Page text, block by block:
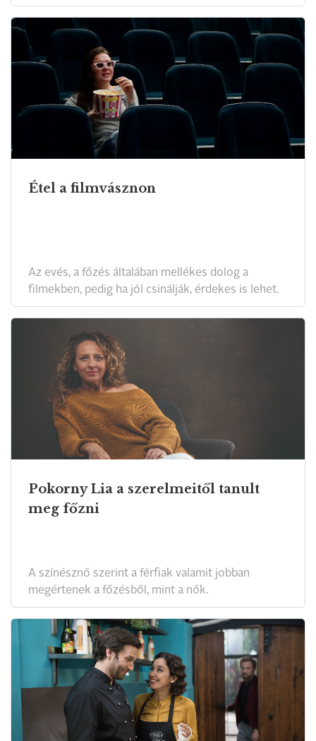
Étel a filmvásznon
Az evés, a főzés általában mellékes dolog a
filmekben, pedig ha jól csinálják, érdekes is lehet.
Pokorny Lia a szerelmeitől tanult
meg főzni
A színésznő szerint a férfiak valamit jobban
megértenek a főzésből, mint a nők.